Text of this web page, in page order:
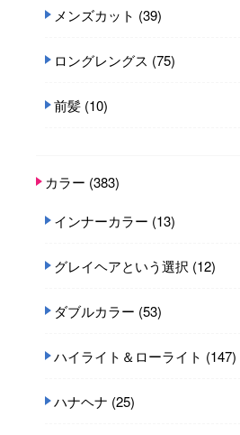
メンズカット (39)
ロングレングス (75)
前髪 (10)
カラー (383)
インナーカラー (13)
グレイヘアという選択 (12)
ダブルカラー (53)
ハイライト＆ローライト (147)
ハナヘナ (25)